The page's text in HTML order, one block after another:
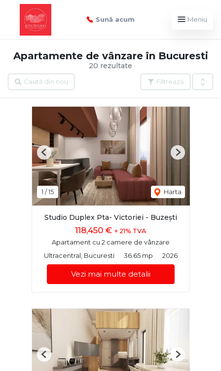
Sună acum Meniu
20 rezultate
Apartamente de vânzare în Bucuresti
Filtrează
Caută din nou
1 /15 Harta
Previous Next
Studio Duplex Pta- Victoriei - Buzești
118,450 € + 21% TVA
Apartament cu 2 camere de vânzare
Ultracentral, Bucuresti
36.65 mp 2026
Vezi mai multe detalii
Previous Next